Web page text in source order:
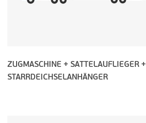
ZUGMASCHINE + SATTELAUFLIEGER +
STARRDEICHSELANHÄNGER